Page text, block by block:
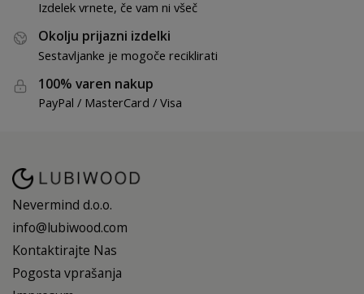
Izdelek vrnete, če vam ni všeč
Okolju prijazni izdelki
Sestavljanke je mogoče reciklirati
100% varen nakup
PayPal / MasterCard / Visa
Nevermind d.o.o.
info@lubiwood.com
Kontaktirajte Nas
Pogosta vprašanja